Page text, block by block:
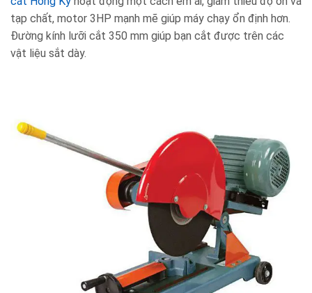
tạp chất, motor 3HP mạnh mẽ giúp máy chạy ổn định hơn.
Đường kính lưỡi cắt 350 mm giúp bạn cắt được trên các
vật liệu sắt dày.